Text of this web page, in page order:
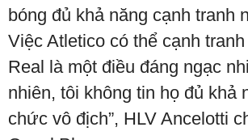
bóng đủ khả năng cạnh tranh
Việc Atletico có thể cạnh
Real là một điều đáng ngạc
nhiên, tôi không tin họ đủ khả
chức vô địch”, HLV Ancelotti